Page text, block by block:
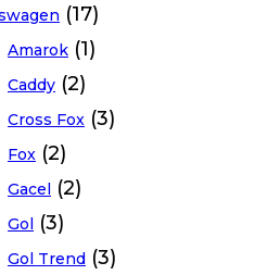
(17)
Amarok (1)
Caddy (2)
Cross Fox (3)
Fox (2)
Gacel (2)
Gol (3)
Gol Trend (3)